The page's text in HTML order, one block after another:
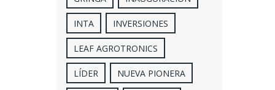
INTA INVERSIONES
LEAF AGROTRONICS
LÍDER NUEVA PIONERA